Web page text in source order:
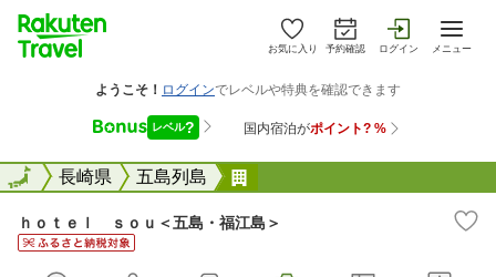
お気に入り 予約確認 ログイン メニュー
全国長崎県 五島列島
全国
ｈｏｔｅｌ ｓｏｕ＜五島・福江島＞